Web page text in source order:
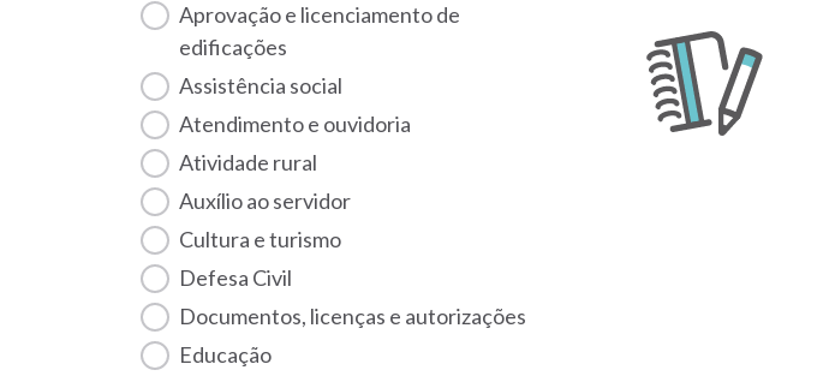
Aprovação e licenciamento de
edificações
Assistência social
Atendimento e ouvidoria
Atividade rural
Auxílio ao servidor
Cultura e turismo
Defesa Civil
Documentos, licenças e autorizações
Educação